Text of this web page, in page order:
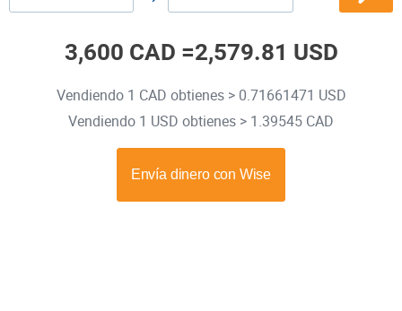
3,600 CAD =2,579.81 USD
Vendiendo 1 CAD obtienes > 0.71661471 USD
Vendiendo 1 USD obtienes > 1.39545 CAD